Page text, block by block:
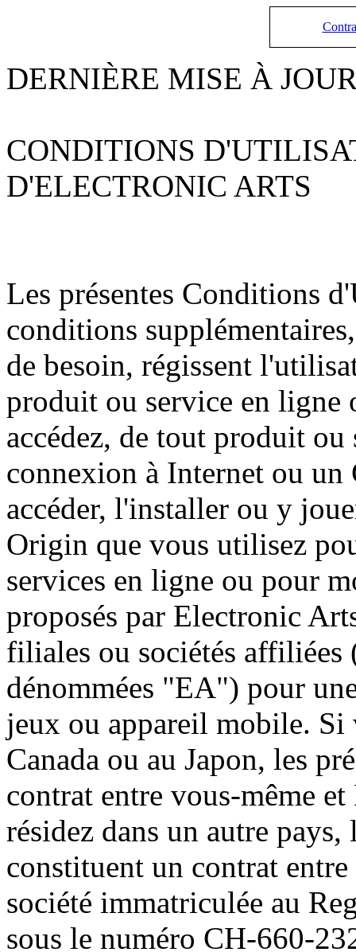
DERNIÈRE MISE À
CONDITIONS
D'ELECTRONIC ARTS
Les présentes Conditions
conditions
de besoin, régissent
produit ou service en ligne
accédez, de tout produit ou
connexion à Internet ou
accéder, l'installer ou y
Origin que vous utilisez
services en ligne ou pour
proposés par Electronic
filiales ou sociétés
dénommées "EA") pour
jeux ou appareil mobile. Si
Canada ou au Japon, les
contrat entre vous-même
résidez dans un autre
constituent un contrat
société immatriculée au
sous le numéro CH-660-